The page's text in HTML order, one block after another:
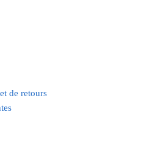
de retours